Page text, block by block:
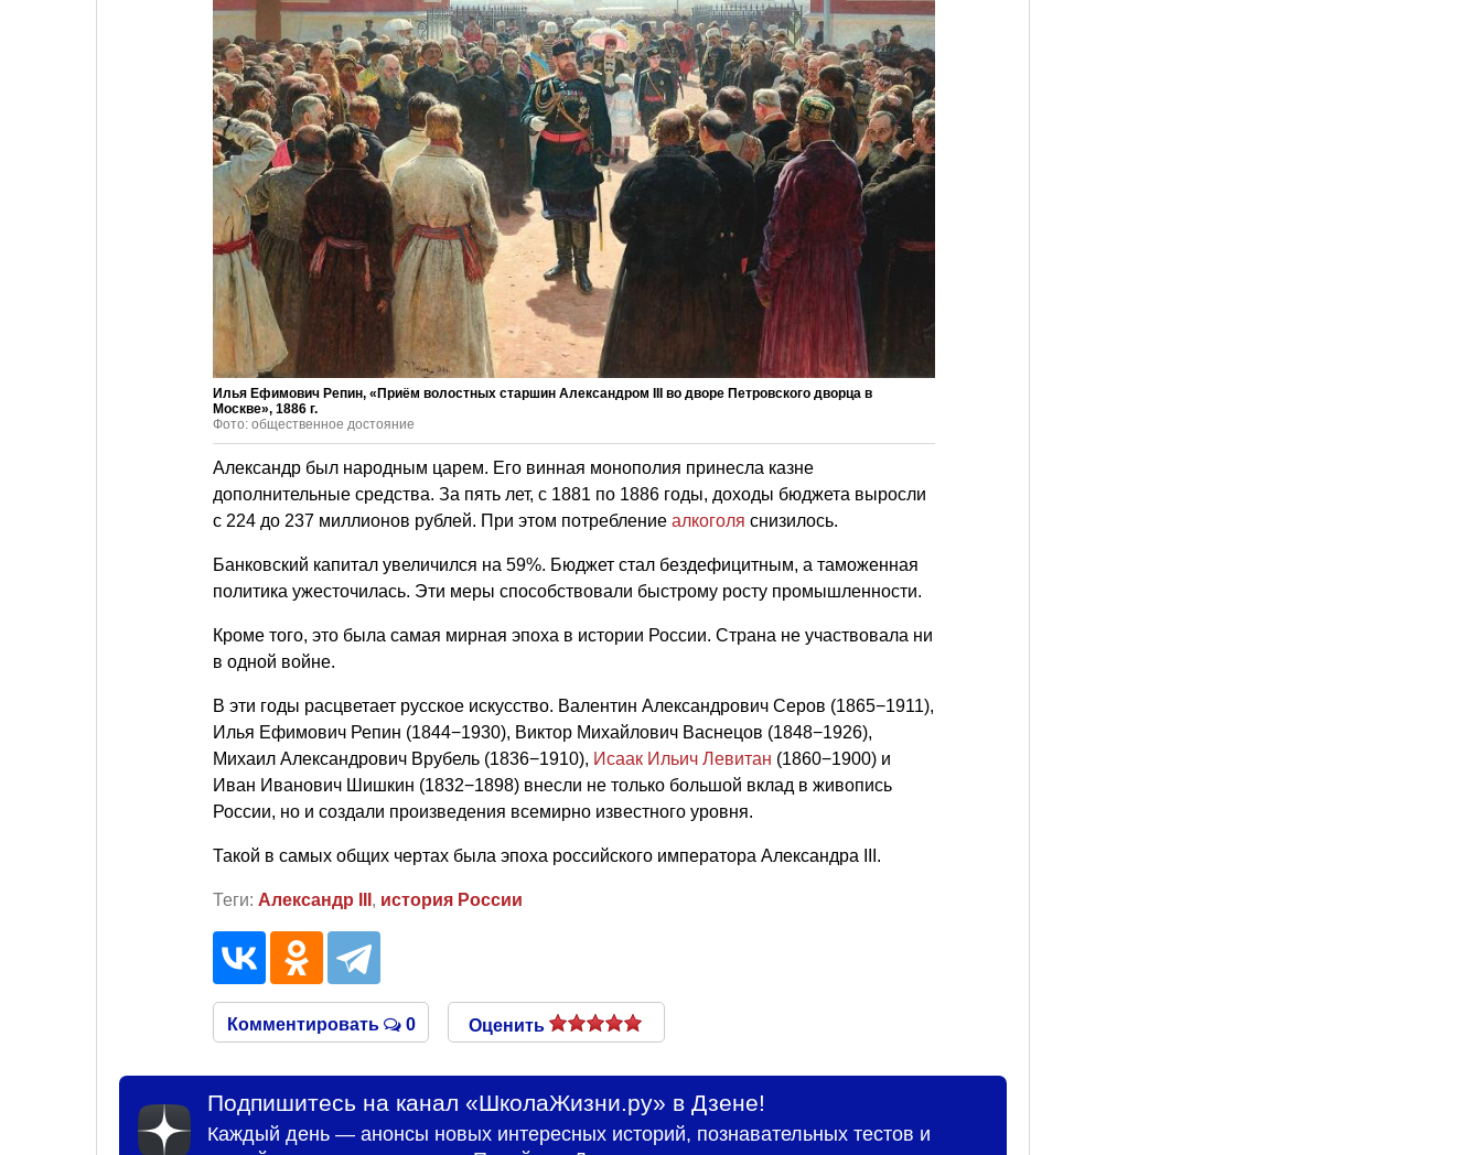
Илья Ефимович Репин, «Приём волостных старшин Александром III во дворе Петровского дворца в
Москве», 1886 г.
Фото: общественное достояние
Александр был народным царем. Его винная монополия принесла казне
дополнительные средства. За пять лет, с 1881 по 1886 годы, доходы бюджета выросли
с 224 до 237 миллионов рублей. При этом потребление алкоголя снизилось.
Банковский капитал увеличился на 59%. Бюджет стал бездефицитным, а таможенная
политика ужесточилась. Эти меры способствовали быстрому росту промышленности.
Кроме того, это была самая мирная эпоха в истории России. Страна не участвовала ни
в одной войне.
В эти годы расцветает русское искусство. Валентин Александрович Серов (1865−1911),
Илья Ефимович Репин (1844−1930), Виктор Михайлович Васнецов (1848−1926),
Михаил Александрович Врубель (1836−1910), Исаак Ильич Левитан (1860−1900) и
Иван Иванович Шишкин (1832−1898) внесли не только большой вклад в живопись
России, но и создали произведения всемирно известного уровня.
Такой в самых общих чертах была эпоха российского императора Александра III.
Теги: Александр III , история России
Комментировать 0 Оценить
Подпишитесь на канал «ШколаЖизни.ру» в Дзене!
Каждый день — анонсы новых интересных историй, познавательных тестов и